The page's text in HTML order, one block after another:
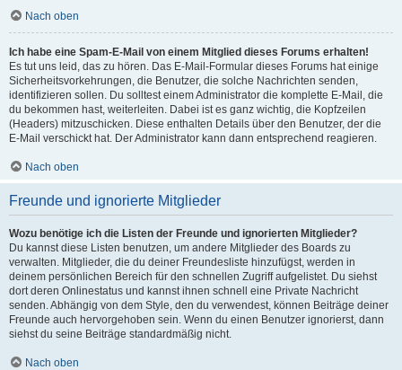
Nach oben
Ich habe eine Spam-E-Mail von einem Mitglied dieses Forums erhalten!
Es tut uns leid, das zu hören. Das E-Mail-Formular dieses Forums hat einige
Sicherheitsvorkehrungen, die Benutzer, die solche Nachrichten senden,
identifizieren sollen. Du solltest einem Administrator die komplette E-Mail, die
du bekommen hast, weiterleiten. Dabei ist es ganz wichtig, die Kopfzeilen
(Headers) mitzuschicken. Diese enthalten Details über den Benutzer, der die
E-Mail verschickt hat. Der Administrator kann dann entsprechend reagieren.
Nach oben
Freunde und ignorierte Mitglieder
Wozu benötige ich die Listen der Freunde und ignorierten Mitglieder?
Du kannst diese Listen benutzen, um andere Mitglieder des Boards zu
verwalten. Mitglieder, die du deiner Freundesliste hinzufügst, werden in
deinem persönlichen Bereich für den schnellen Zugriff aufgelistet. Du siehst
dort deren Onlinestatus und kannst ihnen schnell eine Private Nachricht
senden. Abhängig von dem Style, den du verwendest, können Beiträge deiner
Freunde auch hervorgehoben sein. Wenn du einen Benutzer ignorierst, dann
siehst du seine Beiträge standardmäßig nicht.
Nach oben